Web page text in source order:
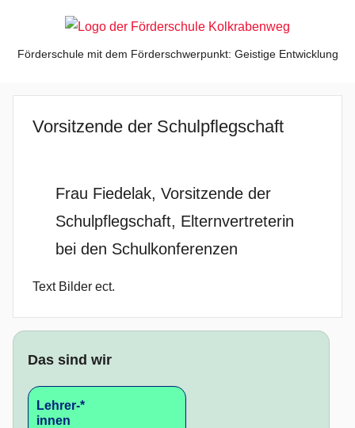
springen
Kolkrabenweg
Förderschule mit dem Förderschwerpunkt: Geistige Entwicklung
Vorsitzende der Schulpflegschaft
Frau Fiedelak, Vorsitzende der
Schulpflegschaft, Elternvertreterin
bei den Schulkonferenzen
Text Bilder ect.
Das sind wir
Lehrer-*
innen